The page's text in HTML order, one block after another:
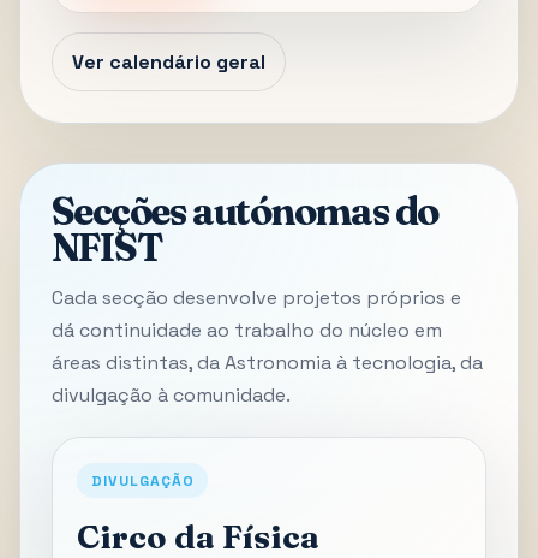
Ver calendário geral
Secções autónomas do
NFIST
Cada secção desenvolve projetos próprios e
dá continuidade ao trabalho do núcleo em
áreas distintas, da Astronomia à tecnologia, da
divulgação à comunidade.
DIVULGAÇÃO
Circo da Física